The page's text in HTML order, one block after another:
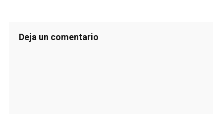
Deja un comentario